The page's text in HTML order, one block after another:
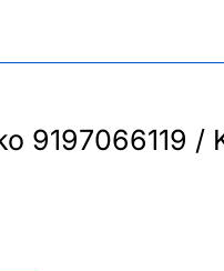
9197066119 /